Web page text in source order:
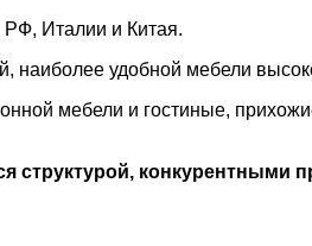
РФ, Италии и Китая.
удобной мебели
мебели и гостиные,
структурой, конкурентными